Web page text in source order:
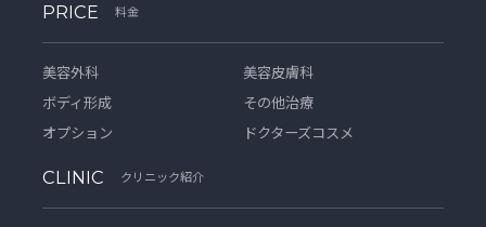
PRICE 料金
美容外科
美容皮膚科
ボディ形成
その他治療
オプション
ドクターズコスメ
CLINIC クリニック紹介